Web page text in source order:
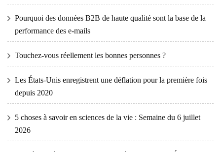
Pourquoi des données B2B de haute qualité sont la base de la
performance des e-mails
Touchez-vous réellement les bonnes personnes ?
Les États-Unis enregistrent une déflation pour la première fois
depuis 2020
5 choses à savoir en sciences de la vie : Semaine du 6 juillet
2026